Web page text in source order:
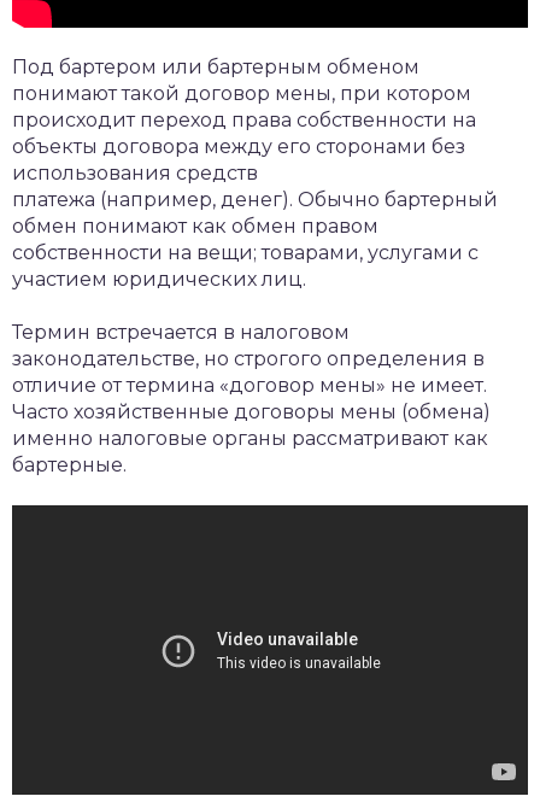
Под бартером или бартерным обменом
понимают такой договор мены, при котором
происходит переход права собственности на
объекты договора между его сторонами без
использования средств
платежа (например, денег). Обычно бартерный
обмен понимают как обмен правом
собственности на вещи; товарами, услугами с
участием юридических лиц.
Термин встречается в налоговом
законодательстве, но строгого определения в
отличие от термина «договор мены» не имеет.
Часто хозяйственные договоры мены (обмена)
именно налоговые органы рассматривают как
бартерные.